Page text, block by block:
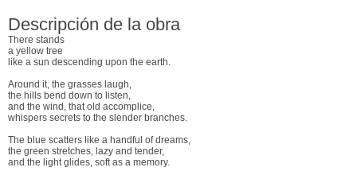
Descripción de la obra
There stands
a yellow tree
like a sun descending upon the earth.
Around it, the grasses laugh,
the hills bend down to listen,
and the wind, that old accomplice,
whispers secrets to the slender branches.
The blue scatters like a handful of dreams,
the green stretches, lazy and tender,
and the light glides, soft as a memory.